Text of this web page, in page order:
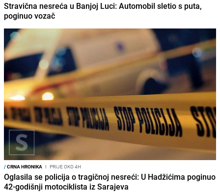
Stravična nesreća u Banjoj Luci: Automobil sletio s puta,
poginuo vozač
/CRNA HRONIKA I PRIJE OKO 4H
Oglasila se policija o tragičnoj nesreći: U Hadžićima poginuo
42-godišnji motociklista iz Sarajeva